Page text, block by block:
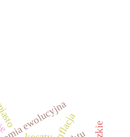
inflacja